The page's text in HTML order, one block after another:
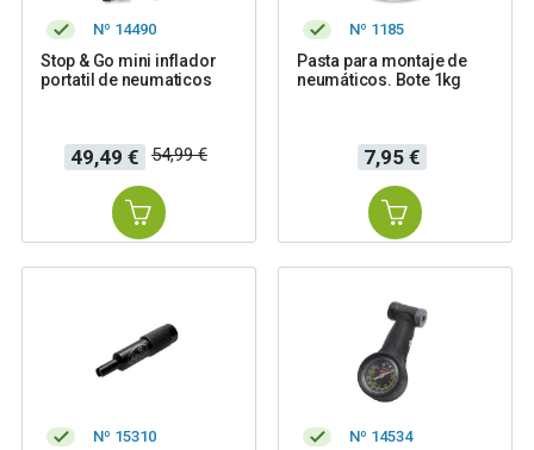
Nº 14490
Stop & Go mini inflador
portatil de neumaticos
Precio
49,49 €
Precio
base
54,99 €
Nº 1185
Pasta para montaje de
neumáticos. Bote 1kg
Precio
7,95 €
Nº 15310 Nº 14534